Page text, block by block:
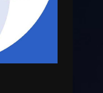
il
di